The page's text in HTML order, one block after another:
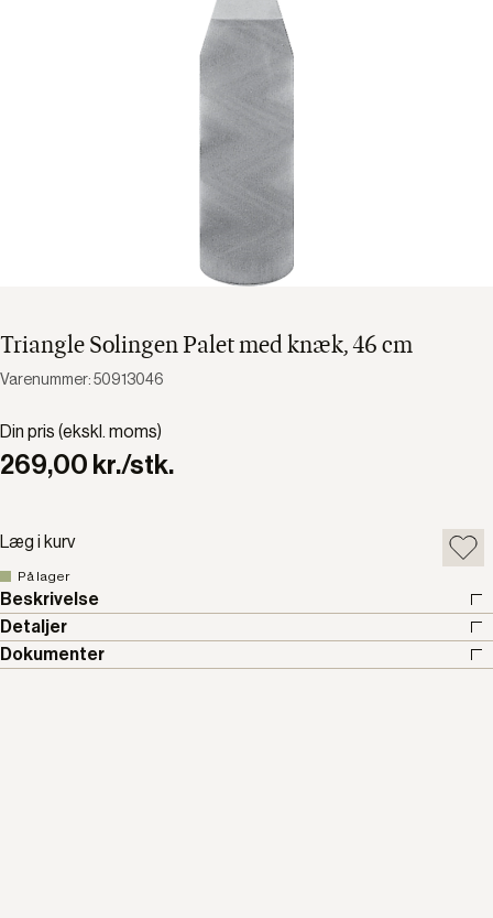
Triangle Solingen Palet med knæk, 46 cm
Varenummer: 50913046
Din pris (ekskl. moms)
269,00 kr./stk.
Læg i kurv
På lager
Beskrivelse
Detaljer
Dokumenter